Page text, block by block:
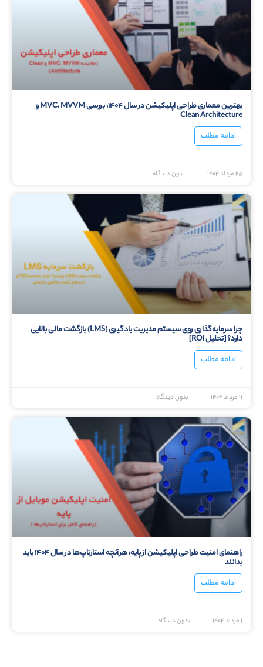
بهترین معماری طراحی اپلیکیشن در سال ۱۴۰۴: بررسی MVC، MVVM و
Clean Architecture
ادامه مطلب
۲۵ مرداد ۱۴۰۴ بدون دیدگاه
چرا سرمایه‌گذاری روی سیستم مدیریت یادگیری (LMS) بازگشت مالی بالایی
دارد؟ [تحلیل ROI]
ادامه مطلب
۱۱ مرداد ۱۴۰۴ بدون دیدگاه
راهنمای امنیت طراحی اپلیکیشن از پایه: هرآنچه استارتاپ‌ها در سال ۱۴۰۴ باید
بدانند
ادامه مطلب
۱ مرداد ۱۴۰۴ بدون دیدگاه